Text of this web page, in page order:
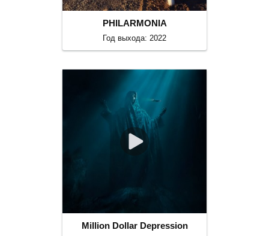
PHILARMONIA
Год выхода: 2022
Million Dollar Depression